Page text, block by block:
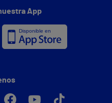
App